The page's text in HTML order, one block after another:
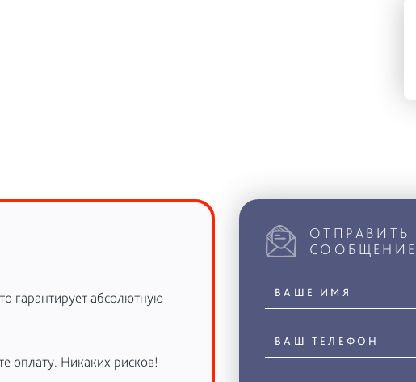
гарантирует абсолютную
оплату. Никаких рисков!
ОТПРАВИТЬ
СООБЩЕНИЕ